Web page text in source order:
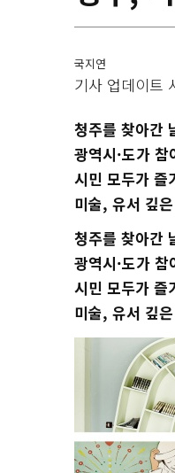
국지연
기사 업데이트
청주를 찾아간
광역시·도가
시민 모두가 즐
미술, 유서 깊
청주를 찾아간
광역시·도가
시민 모두가 즐
미술, 유서 깊